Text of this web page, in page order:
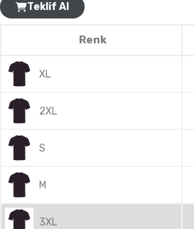
Teklif Al
Renk
XL
2XL
S
M
3XL